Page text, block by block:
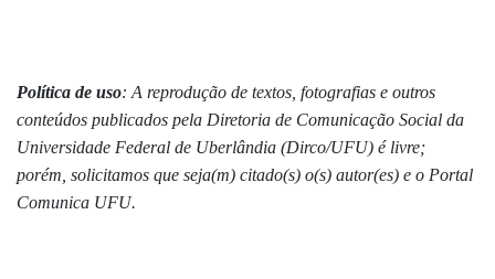
Política de uso: A reprodução de textos, fotografias e outros
conteúdos publicados pela Diretoria de Comunicação Social da
Universidade Federal de Uberlândia (Dirco/UFU) é livre;
porém, solicitamos que seja(m) citado(s) o(s) autor(es) e o Portal
Comunica UFU.